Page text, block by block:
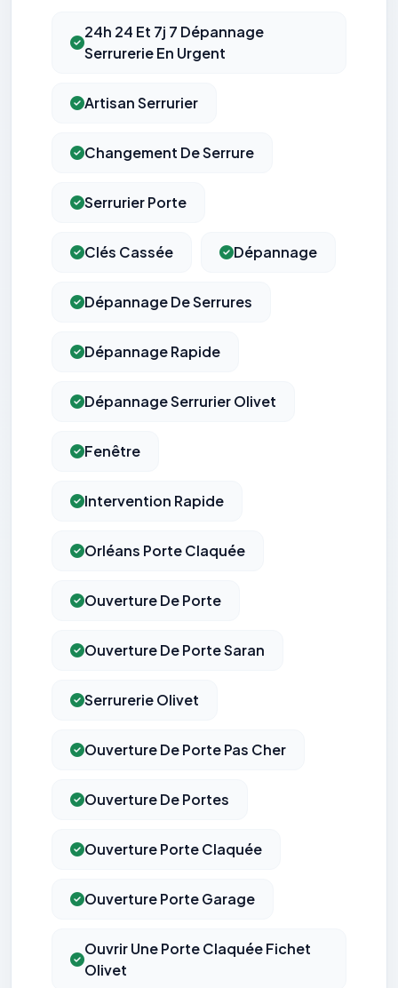
24h 24 Et 7j 7 Dépannage
Serrurerie En Urgent
Artisan Serrurier
Changement De Serrure
Serrurier Porte
Clés Cassée Dépannage
Dépannage De Serrures
Dépannage Rapide
Dépannage Serrurier Olivet
Fenêtre
Intervention Rapide
Orléans Porte Claquée
Ouverture De Porte
Ouverture De Porte Saran
Serrurerie Olivet
Ouverture De Porte Pas Cher
Ouverture De Portes
Ouverture Porte Claquée
Ouverture Porte Garage
Ouvrir Une Porte Claquée Fichet
Olivet